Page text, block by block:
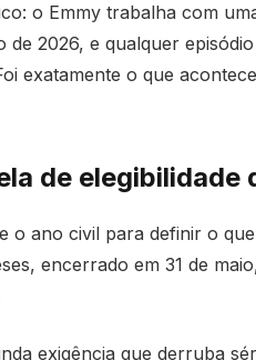
o Emmy trabalha com
de 2026, e qualquer
exatamente o que
de elegibilidade
o ano civil para definir o
encerrado em 31 de
exigência que derruba